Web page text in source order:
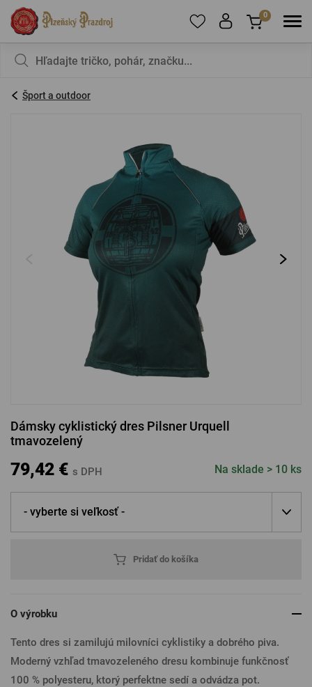
sa
PRIHLÁSIŤ SA
Zabudnuté heslo Nová registrácia
PRIHLÁSENIE CEZ FACEBOOK
PRIHLÁSENIE CEZ APPLE
0
Šport a outdoor
Dámsky cyklistický dres Pilsner Urquell
tmavozelený
79,42 € s DPH Na sklade > 10 ks
- vyberte si veľkosť -
Pridať do košíka
O výrobku
Tento dres si zamilujú milovníci cyklistiky a dobrého piva.
Moderný vzhľad tmavozeleného dresu kombinuje funkčnosť
100 % polyesteru, ktorý perfektne sedí a odvádza pot.